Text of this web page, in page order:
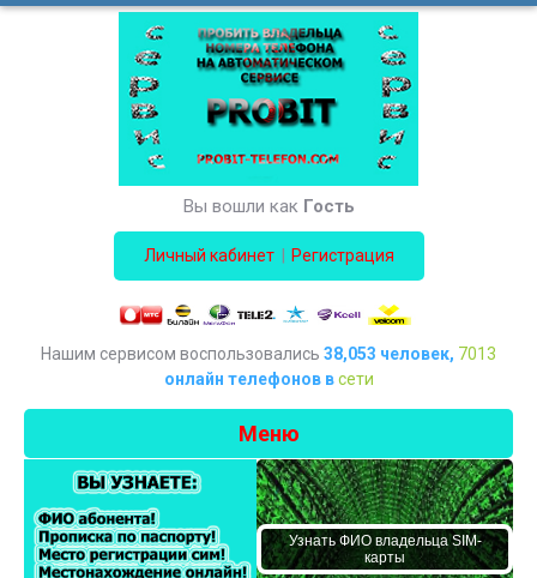
Вы вошли как Гость
Личный кабинет | Регистрация
Нашим сервисом воспользовались 38,053 человек, 7013
онлайн телефонов всети
Меню
Узнать ФИО владельца SIM-
карты